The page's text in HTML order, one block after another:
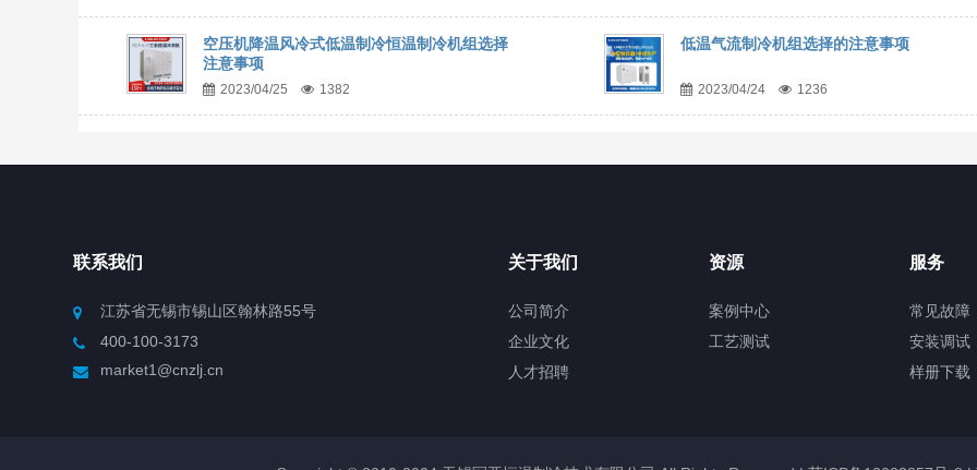
空压机降温风冷式低温制冷恒温制冷机组选择
注意事项
2023/04/25 1382
低温气流制冷机组选择的注意事项
2023/04/24 1236
联系我们
江苏省无锡市锡山区翰林路55号
400-100-3173
market1@cnzlj.cn
关于我们
公司简介
企业文化
人才招聘
资源
案例中心
工艺测试
服务
常见故障
安装调试
样册下载